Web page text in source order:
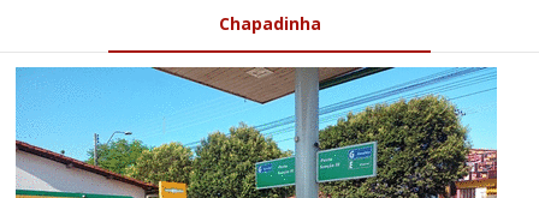
Chapadinha